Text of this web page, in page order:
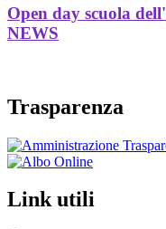
Open day scuola
NEWS
Trasparenza
Link utili